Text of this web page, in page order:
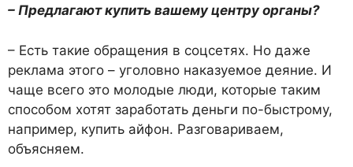
– Предлагают купить вашему центру органы?
– Есть такие обращения в соцсетях. Но даже
реклама этого – уголовно наказуемое деяние. И
чаще всего это молодые люди, которые таким
способом хотят заработать деньги по-быстрому,
например, купить айфон. Разговариваем,
объясняем.